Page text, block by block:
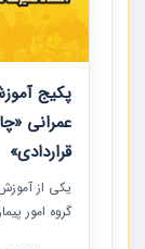
پکیج
عمرانی
قراردادی»
یکی از
گروه امور
های